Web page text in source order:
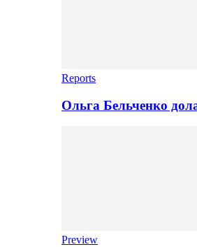
Reports
Ольга Бельченко
Preview